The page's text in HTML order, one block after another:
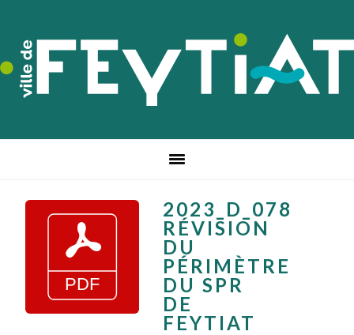
navigation
principale
contenu
principal
pied
de
page
2023_D_078
RÉVISION
DU
PÉRIMÈTRE
DU SPR
DE
FEYTIAT